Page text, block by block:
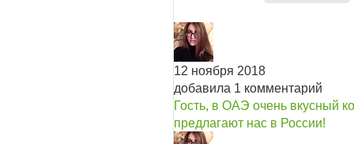
12 ноября 2018
добавила 1 комментарий
Гость, в ОАЭ очень вкусный
предлагают нас в России!